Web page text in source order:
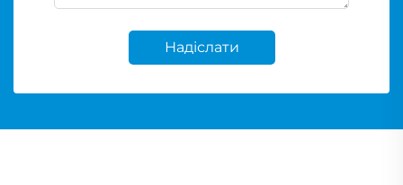
Надіслати